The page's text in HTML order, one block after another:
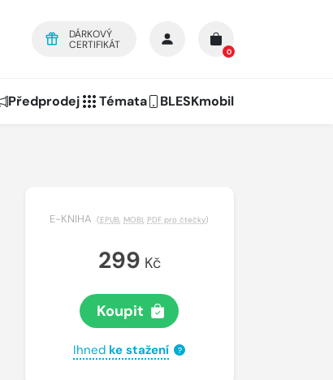
DÁRKOVÝ
CERTIFIKÁT
0
Předprodej Témata BLESKmobil
E-KNIHA (EPUB, MOBI, PDF pro čtečky)
299 Kč
Koupit
Ihned ke stažení ?